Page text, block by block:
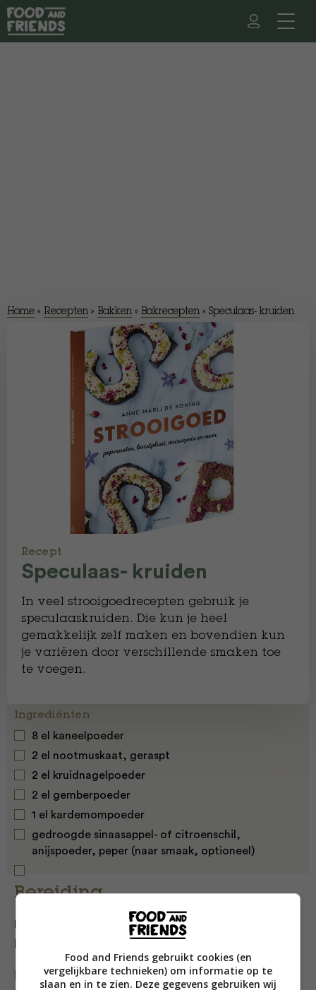
Home » Recepten » Bakken » Bakrecepten » Speculaas- kruiden
Recept
Speculaas- kruiden
In veel strooigoedrecepten gebruik je
speculaaskruiden. Die kun je heel
gemakkelijk zelf maken en bovendien kun
je variëren door verschillende smaken toe
te voegen.
Ingrediënten
8 el kaneelpoeder
2 el nootmuskaat, geraspt
2 el kruidnagelpoeder
2 el gemberpoeder
1 el kardemompoeder
gedroogde sinaasappel- of citroenschil,
anijspoeder, peper (naar smaak, optioneel)
Bereiding
Meng alle ingrediënten door elkaar en gebruik het
Deel dit recept
Food and Friends gebruikt cookies (en
vergelijkbare technieken) om informatie op te
slaan en in te zien. Deze gegevens gebruiken wij